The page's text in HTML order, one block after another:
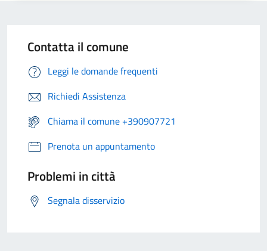
Contatta il comune
Leggi le domande frequenti
Richiedi Assistenza
Chiama il comune +390907721
Prenota un appuntamento
Problemi in città
Segnala disservizio